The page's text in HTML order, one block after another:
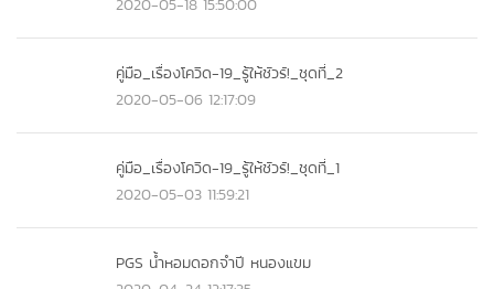
2020-05-18 15:50:00
คู่มือ_เรื่องโควิด-19_รู้ให้ชัวร์!_ชุดที่_2
2020-05-06 12:17:09
คู่มือ_เรื่องโควิด-19_รู้ให้ชัวร์!_ชุดที่_1
2020-05-03 11:59:21
PGS น้ำหอมดอกจำปี หนองแขม